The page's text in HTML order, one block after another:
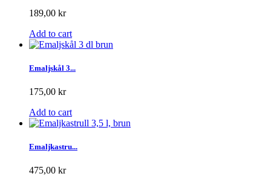
189,00 kr
Add to cart
Emaljskål 3...
175,00 kr
Add to cart
Emaljkastru...
475,00 kr